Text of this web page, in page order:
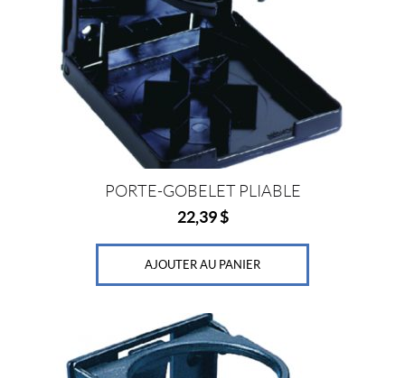
PORTE-GOBELET PLIABLE
22,39$
AJOUTER AU PANIER